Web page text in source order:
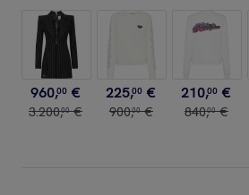
960,00 €
3.200,00 €
225,00 €
900,00 €
210,00 €
840,00 €